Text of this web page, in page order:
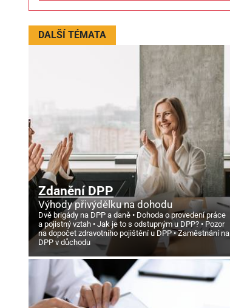
DALŠÍ TÉMATA
Zdanění DPP
Výhody přivýdělku na dohodu
Dvě brigády na DPP a daně
Dohoda o provedení práce
a pojistný vztah
Jak je to s odstupným u DPP?
Pozor
na dopočet zdravotního pojištění u DPP
Zaměstnání na
DPP v důchodu